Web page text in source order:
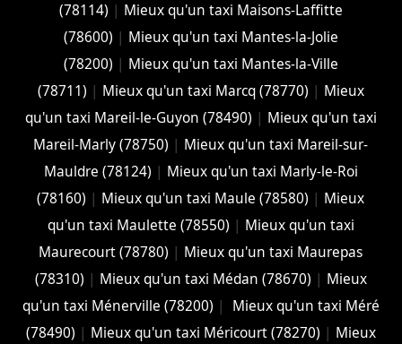
(78114) | Mieux qu'un taxi Maisons-Laffitte
(78600) | Mieux qu'un taxi Mantes-la-Jolie
(78200) | Mieux qu'un taxi Mantes-la-Ville
(78711) | Mieux qu'un taxi Marcq (78770) | Mieux
qu'un taxi Mareil-le-Guyon (78490) | Mieux qu'un taxi
Mareil-Marly (78750) | Mieux qu'un taxi Mareil-sur-
Mauldre (78124) | Mieux qu'un taxi Marly-le-Roi
(78160) | Mieux qu'un taxi Maule (78580) | Mieux
qu'un taxi Maulette (78550) | Mieux qu'un taxi
Maurecourt (78780) | Mieux qu'un taxi Maurepas
(78310) | Mieux qu'un taxi Médan (78670) | Mieux
qu'un taxi Ménerville (78200) |
Mieux qu'un taxi Méré
(78490) | Mieux qu'un taxi Méricourt (78270) | Mieux